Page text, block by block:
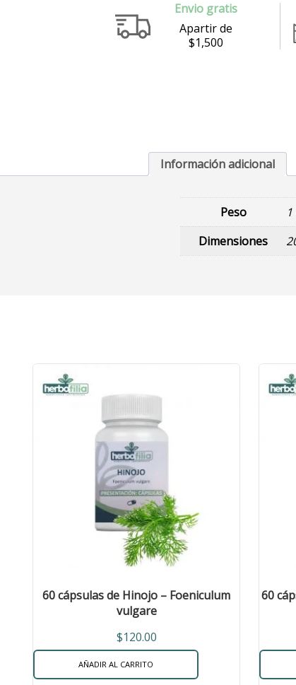
Envio gratis
Apartir de
$1,500
Información adicional
Peso
Dimensiones
60 cápsulas de Hinojo – Foeniculum
vulgare
$120.00
AÑADIR AL CARRITO
60